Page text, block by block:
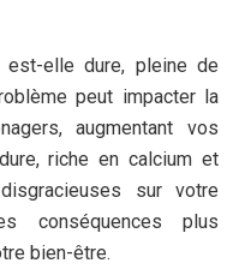
est-elle dure, pleine de
peut impacter la
augmentant vos
riche en calcium et
sur votre
conséquences plus
bien-être.